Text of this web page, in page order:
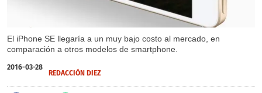
El iPhone SE llegaría a un muy bajo costo al mercado, en
comparación a otros modelos de smartphone.
2016-03-28
REDACCIÓN DIEZ